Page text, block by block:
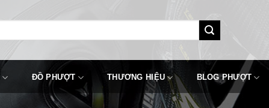
ĐỒ PHƯỢT THƯƠNG HIỆU BLOG PHƯỢT